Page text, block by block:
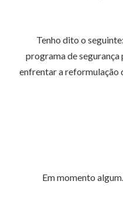
Tenho dito o
programa de
enfrentar a reformulação
Em momento